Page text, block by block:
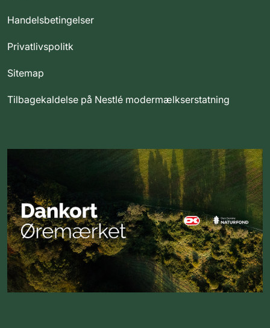
Handelsbetingelser
Privatlivspolitk
Sitemap
Tilbagekaldelse på Nestlé modermælkserstatning